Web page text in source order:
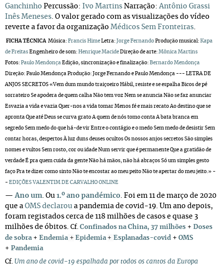
Ganchinho Percussão: Ivo Martins Narração: Antônio Grassi
Inês Meneses. O valor gerado com as visualizações do vídeo
reverte a favor da organização Médicos Sem Fronteiras.
FICHA TÉCNICAMúsica: Francis Hime Letra: Jorge Fernando Produção musical: Kapa
de Freitas Engenheiro de som: Henrique Macide Direção de arte: Mônica Martins
Fotos: Paulo Mendonça Edição, sincronização e finalização: Bernardo Mendonça
Direção: Paulo Mendonça Produção: Jorge Fernando e Paulo Mendonça --- LETRA DE
ANJOS SECRETOS «Vem dum mundo traiçoeiro Hábil, resiste e se espalha Bicos de pé
sorrateiro Se apodera de quem calha Não tem voz Nem se anuncia Não se faz anunciar
Esvazia a vida e vazia Quer-nos a vida tomar Menos fé e mais recato Ao destino que se
apronta Que até Deus se curva grato A quem de nós tomo conta A bata branca em
segredo Sem medo do que há-de vir Entre o contágio e o medo Sem medo de desistir Sem
contar horas, despertos À luz duns deuses ocultos Os nossos anjos secretos São simples
nomes e vultos Sem rosto, cor ou idade Num servir que é permanente Que a gratidão de
verdade É pra quem cuida da gente Não há mãos, não há abraços Só um simples gesto
faço Pra te dizer como sinto Não te encostar ao meu peito Não te apertar do meu jeito.» -
- EDIÇÕES VALENTIM DE CARVALHO ONLINE
— Ano um. Ou 1.º ano pandémico. Foi em 11 de março de 2020
que a OMS declarou a pandemia de covid-19. Um ano depois,
foram registados cerca de 118 milhões de casos e quase 3
milhões de óbitos. Cf. Confinados na China, 37 milhões + Doses
de sobra+ Endemia + Epidemia + Esplanadas-covid + OMS
+ Pandemia
Cf. Um ano de covid-19 espalhada por todos os cantos da Europa